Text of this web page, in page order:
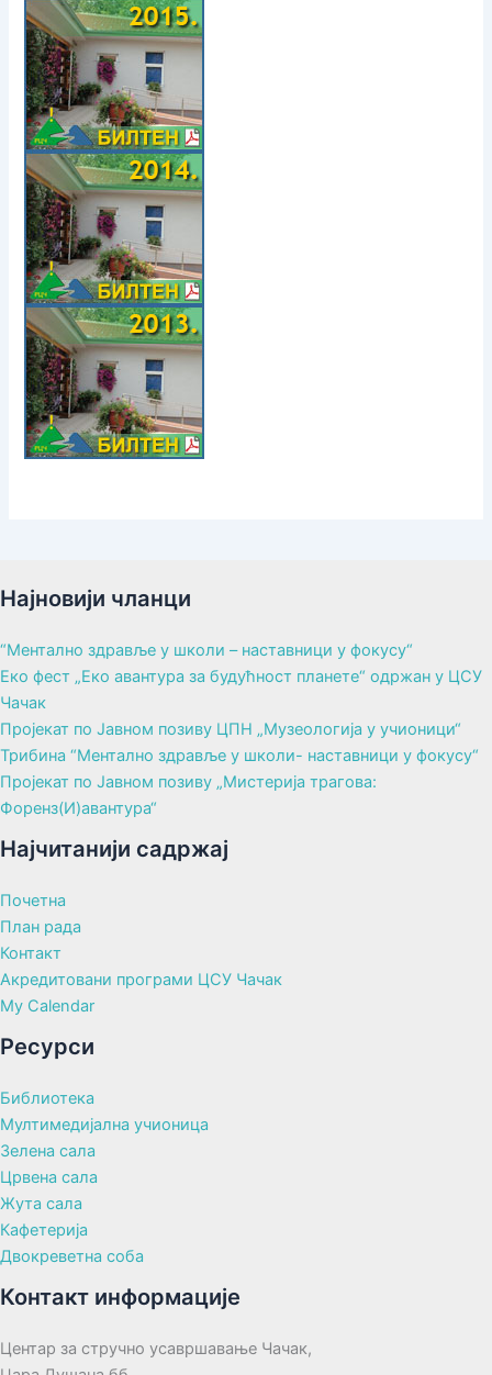
Најновији чланци
“Ментално здравље у школи – наставници у фокусу“
Еко фест „Еко авантура за будућност планете“ одржан у ЦСУ
Чачак
Пројекат по Јавном позиву ЦПН „Музеологија у учионици“
Трибина “Ментално здравље у школи- наставници у фокусу“
Пројекат по Јавном позиву „Мистерија трагова:
Форенз(И)авантура“
Најчитанији садржај
Почетна
План рада
Контакт
Акредитовани програми ЦСУ Чачак
My Calendar
Ресурси
Библиотека
Мултимедијална учионица
Зелена сала
Црвена сала
Жута сала
Кафетерија
Двокреветна соба
Контакт информације
Центар за стручно усавршавање Чачак,